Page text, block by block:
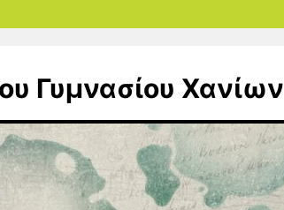
Γυμνασίου Χανίων